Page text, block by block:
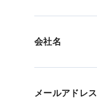
会社名
メールアドレス